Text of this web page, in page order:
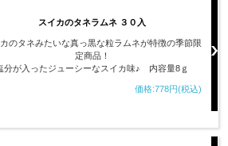
スイカのタネラムネ ３０入
のタネみたいな真っ黒な粒ラムネが特徴の季節限
定商品！
分が入ったジューシーなスイカ味♪ 内容量8ｇ
価格:778円(税込)